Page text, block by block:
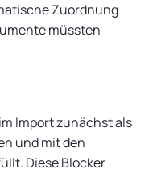
Zuordnung
müssten
Import zunächst als
und mit den
Diese Blocker